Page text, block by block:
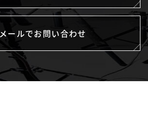
メールでお問い合わせ